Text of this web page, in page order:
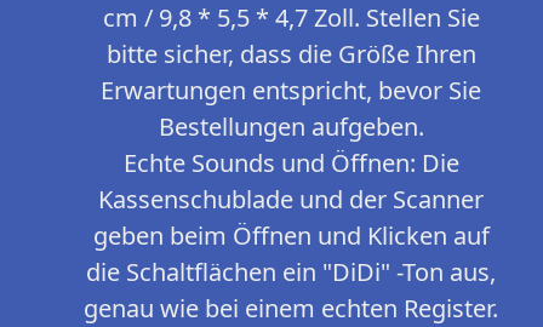
cm / 9,8 * 5,5 * 4,7 Zoll. Stellen Sie
bitte sicher, dass die Größe Ihren
Erwartungen entspricht, bevor Sie
Bestellungen aufgeben.
Echte Sounds und Öffnen: Die
Kassenschublade und der Scanner
geben beim Öffnen und Klicken auf
die Schaltflächen ein "DiDi" -Ton aus,
genau wie bei einem echten Register.